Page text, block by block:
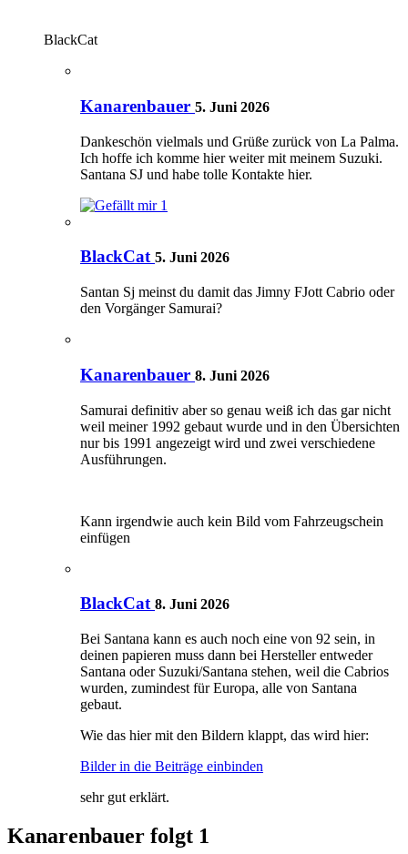
BlackCat
Kanarenbauer 5. Juni 2026
Dankeschön vielmals und Grüße zurück von La Palma.
Ich hoffe ich komme hier weiter mit meinem Suzuki.
Santana SJ und habe tolle Kontakte hier.
1
BlackCat 5. Juni 2026
Santan Sj meinst du damit das Jimny FJott Cabrio oder
den Vorgänger Samurai?
Kanarenbauer 8. Juni 2026
Samurai definitiv aber so genau weiß ich das gar nicht
weil meiner 1992 gebaut wurde und in den Übersichten
nur bis 1991 angezeigt wird und zwei verschiedene
Ausführungen.
Kann irgendwie auch kein Bild vom Fahrzeugschein
einfügen
BlackCat 8. Juni 2026
Bei Santana kann es auch noch eine von 92 sein, in
deinen papieren muss dann bei Hersteller entweder
Santana oder Suzuki/Santana stehen, weil die Cabrios
wurden, zumindest für Europa, alle von Santana
gebaut.
Wie das hier mit den Bildern klappt, das wird hier:
Bilder in die Beiträge einbinden
sehr gut erklärt.
Kanarenbauer folgt 1